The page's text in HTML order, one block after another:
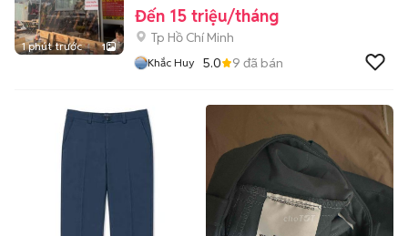
1 phút trước 1
Đến 15 triệu/tháng
Tp Hồ Chí Minh
Khắc Huy 5.0 9 đã bán